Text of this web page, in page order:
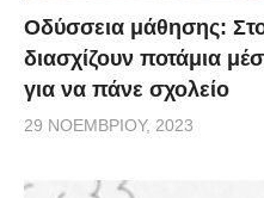
Οδύσσεια μάθησης:
διασχίζουν ποτάμια
για να πάνε σχολείο
29 ΝΟΕΜΒΡΊΟΥ, 2023